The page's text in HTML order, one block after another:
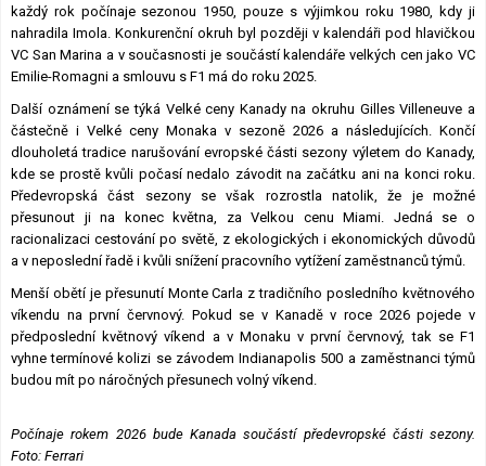
každý rok počínaje sezonou 1950, pouze s výjimkou roku 1980, kdy ji
nahradila Imola. Konkurenční okruh byl později v kalendáři pod hlavičkou
VC San Marina a v současnosti je součástí kalendáře velkých cen jako VC
Emilie-Romagni a smlouvu s F1 má do roku 2025.
Další oznámení se týká Velké ceny Kanady na okruhu Gilles Villeneuve a
částečně i Velké ceny Monaka v sezoně 2026 a následujících. Končí
dlouholetá tradice narušování evropské části sezony výletem do Kanady,
kde se prostě kvůli počasí nedalo závodit na začátku ani na konci roku.
Předevropská část sezony se však rozrostla natolik, že je možné
přesunout ji na konec května, za Velkou cenu Miami. Jedná se o
racionalizaci cestování po světě, z ekologických i ekonomických důvodů
a v neposlední řadě i kvůli snížení pracovního vytížení zaměstnanců týmů.
Menší obětí je přesunutí Monte Carla z tradičního posledního květnového
víkendu na první červnový. Pokud se v Kanadě v roce 2026 pojede v
předposlední květnový víkend a v Monaku v první červnový, tak se F1
vyhne termínové kolizi se závodem Indianapolis 500 a zaměstnanci týmů
budou mít po náročných přesunech volný víkend.
Počínaje rokem 2026 bude Kanada součástí předevropské části sezony.
Foto: Ferrari